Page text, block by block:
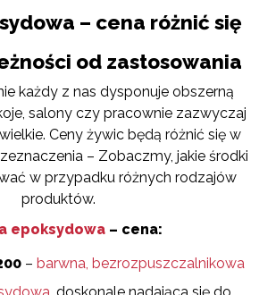
– cena różnić się
od zastosowania
każdy z nas dysponuje obszerną
salony czy pracownie zazwyczaj
Ceny żywic będą różnić się w
– Zobaczmy, jakie środki
w przypadku różnych rodzajów
produktów.
epoksydowa– cena:
– barwna, bezrozpuszczalnikowa
, doskonale nadająca się do